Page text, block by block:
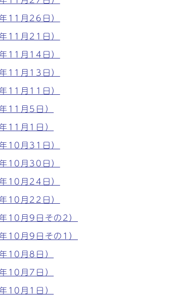
11月26日）
11月21日）
11月14日）
11月13日）
11月11日）
11月5日）
11月1日）
10月31日）
10月30日）
10月24日）
10月22日）
10月9日その2）
10月9日その1）
10月8日）
10月7日）
10月1日）